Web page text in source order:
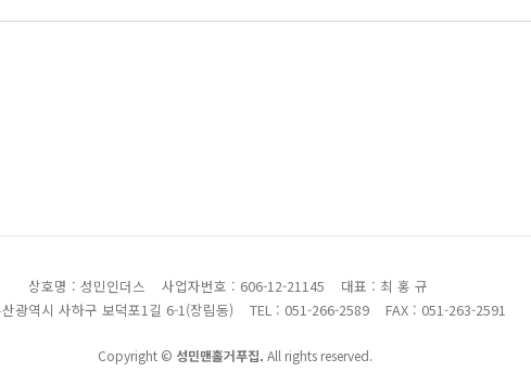
상호명 : 성민인더스 사업자번호 : 606-12-21145
대표 : 최 홍 규
광역시 사하구 보덕포1길 6-1(장림동)
TEL : 051-266-2589 FAX : 051-263-2591
Copyright © 성민맨홀거푸집. All rights reserved.